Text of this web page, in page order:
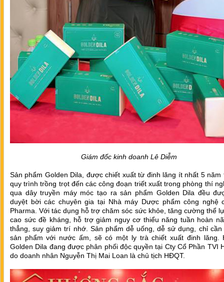
Giám đốc kinh doanh Lê Diễm
Sản phẩm Golden Dila, được chiết xuất từ đinh lăng ít nhất 5 năm
quy trình trồng trọt đến các công đoạn triết xuất trong phòng thí
qua dây truyền máy móc tạo ra sản phẩm Golden Dila đều
duyệt bời các chuyên gia tại Nhà máy Dược phẩm công nghệ
Pharma. Với tác dụng hỗ trợ chăm sóc sức khỏe, tăng cường thể
cao sức đề kháng, hỗ trợ giảm nguy cơ thiểu năng tuần hoàn
thẳng, suy giảm trí nhớ. Sản phẩm dễ uống, dễ sử dụng, chỉ cần
sản phẩm với nước ấm, sẽ có một ly trà chiết xuất đinh lăng.
Golden Dila đang được phân phối độc quyền tại Cty Cổ Phần TVI
do doanh nhân Nguyễn Thị Mai Loan là chủ tịch HĐQT.